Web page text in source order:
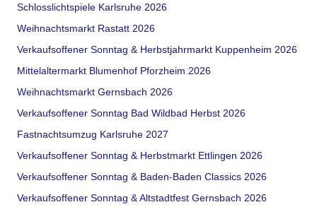
Schlosslichtspiele Karlsruhe 2026
Weihnachtsmarkt Rastatt 2026
Verkaufsoffener Sonntag & Herbstjahrmarkt Kuppenheim 2026
Mittelaltermarkt Blumenhof Pforzheim 2026
Weihnachtsmarkt Gernsbach 2026
Verkaufsoffener Sonntag Bad Wildbad Herbst 2026
Fastnachtsumzug Karlsruhe 2027
Verkaufsoffener Sonntag & Herbstmarkt Ettlingen 2026
Verkaufsoffener Sonntag & Baden-Baden Classics 2026
Verkaufsoffener Sonntag & Altstadtfest Gernsbach 2026